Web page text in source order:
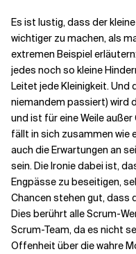
Es ist lustig, dass der
wichtiger zu machen, als
extremen Beispiel
jedes noch so kleine
Leitet jede Kleinigkeit. Und
niemandem passiert) wird
und ist für eine Weile
fällt in sich zusammen wie
auch die Erwartungen an
sein. Die Ironie dabei ist,
Engpässe zu beseitigen,
Chancen stehen gut, dass
Dies berührt alle Scrum-
Scrum-Team, da es nicht
Offenheit über die wahre